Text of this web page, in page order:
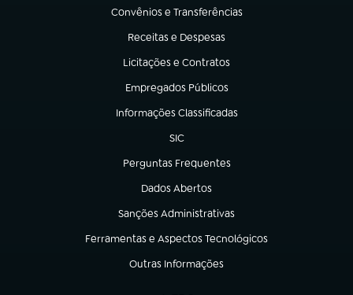
Convênios e Transferências
(abre em nova aba)
Receitas e Despesas
(abre em nova aba)
Licitações e Contratos
(abre em nova aba)
Empregados Públicos
(abre em nova aba)
Informações Classificadas
(abre em nova aba)
SIC
(abre em nova aba)
Perguntas Frequentes
(abre em nova aba)
Dados Abertos
(abre em nova aba)
Sanções Administrativas
(abre em nova aba)
Ferramentas e Aspectos Tecnológicos
(abre em nova aba)
Outras Informações
(abre em nova aba)